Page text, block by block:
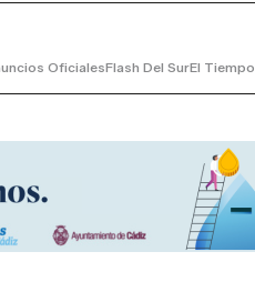
OficialesFlash Del SurEl Tiempo